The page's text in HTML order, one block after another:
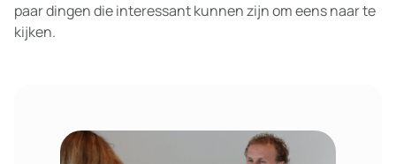
paar dingen die interessant kunnen zijn om eens naar te
kijken.